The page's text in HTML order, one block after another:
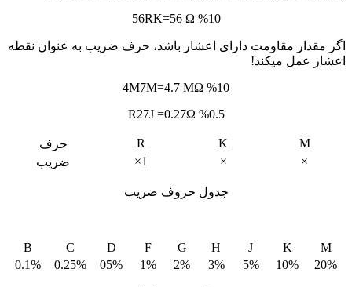
56RK=56 Ω %10
اگر مقدار مقاومت دارای اعشار باشد، حرف ضریب به عنوان نقطه
اعشار عمل میکند!
4M7M=4.7 MΩ %10
R27J =0.27Ω %0.5
M
K
R
حرف
×
×
1× ضریب
جدول حروف ضریب
M
K
J
H
G
F
D
C
B
20%
10%
5%
3%
2%
1%
05%
0.25%
0.1%